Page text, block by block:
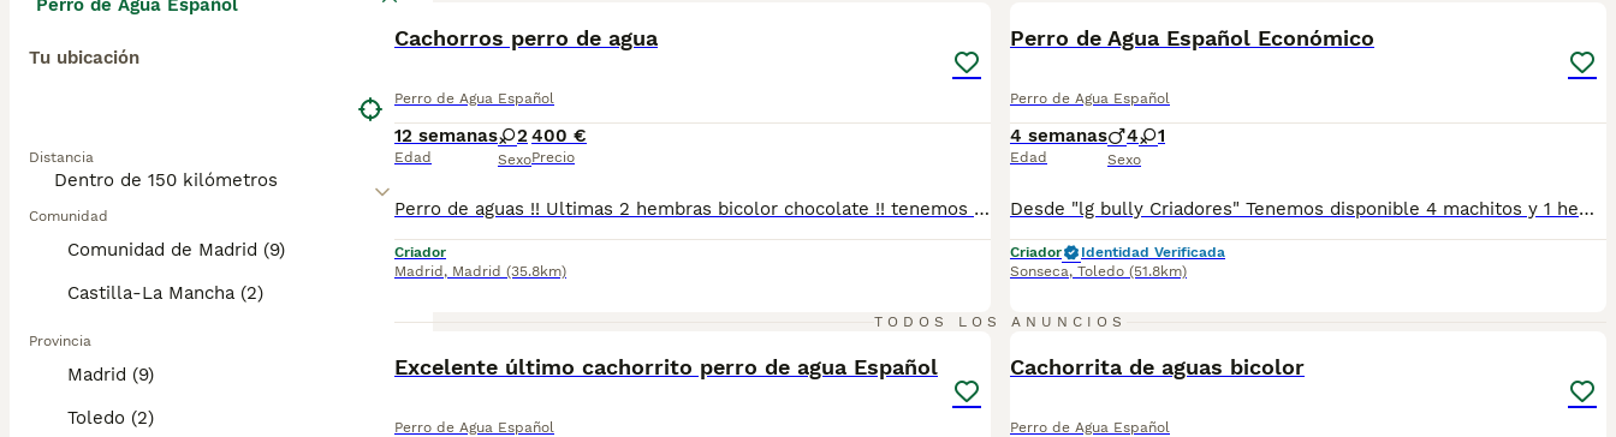
Perro de Agua Español
Tu ubicación
Distancia
Comunidad
Comunidad de Madrid (9)
Castilla-La Mancha (2)
Provincia
Madrid (9)
Toledo (2)
Cachorros perro de agua
Perro de Agua Español
12 semanas
Edad
2
Sexo
400 €
Precio
Perro de aguas !! Ultimas 2 hembras bicolor chocolate !! tenemos machos y hembras ,distintos colores Nuestros cachorros nacen y crecen en un ambiente familiar ,sin jaulas ,con un respeto y exclusiva cria,somos respetuosos con el tiempo de destete ,cada cachorro necesita su tiempo.. Destetamos con un pienso de alta calidad , Cachorros revisados ,desde el nacimiento ,hasta la entrega por un veterinario competente ,buscando siempre el bienestar de nuestros animales.. Sociabilizados y equilibrados tanto padres como cachorros Se entregan con todo el protocolo veterinario legal,y garantías por escrito completas.. Tenemos servicio de entrega personalizado a cualquier punto de España,directo.. El precio puede cambiar tanto en sexo como en características del cachorro. Dejanos tú teléfono y te mandamos toda la información fotos y vídeos ..
Criador
Madrid , Madrid (35.8km)
Perro de Agua Español Económico
Perro de Agua Español
4 semanas
Edad
4 1
Sexo
Desde "lg bully Criadores" Tenemos disponible 4 machitos y 1 hembras de Perro de Agua Español Económico. ♂️ 4 Machitos ♀️ 1 hembras Se entregan con: 🔹Chip 🔹Garantía Sanitaria 🔹Contrato 🔹Vacuna y Desparasitados según edad 📍Sonseca (Toledo) 📍Tlf:652190089 y 652189965 NO DUDES EN PREGUNTAR
Criador
Identidad Verificada
Sonseca, Toledo (51.8km)
TODOS LOS ANUNCIOS
Excelente último cachorrito perro de agua Español
Perro de Agua Español
Cachorrita de aguas bicolor
Perro de Agua Español